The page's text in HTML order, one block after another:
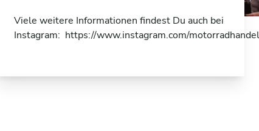
Viele weitere Informationen findest Du auch bei
Instagram: https://www.instagram.com/